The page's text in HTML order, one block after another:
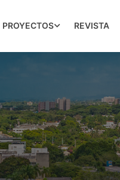
PROYECTOS REVISTA